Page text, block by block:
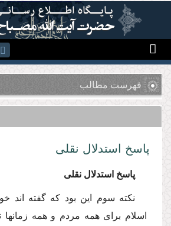
رفتن به محتوای اصلی
فهرست مطالب
پاسخ استدلال نقلى
پاسخ استدلال نقلى
نكته سوم این بود كه گفته اند
اسلام براى همه مردم و همه